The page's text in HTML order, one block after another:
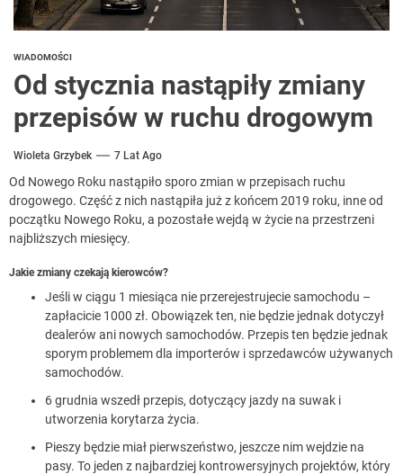
WIADOMOŚCI
Od stycznia nastąpiły zmiany
przepisów w ruchu drogowym
Wioleta Grzybek 7 Lat Ago
Od Nowego Roku nastąpiło sporo zmian w przepisach ruchu
drogowego. Część z nich nastąpiła już z końcem 2019 roku, inne od
początku Nowego Roku, a pozostałe wejdą w życie na przestrzeni
najbliższych miesięcy.
Jakie zmiany czekają kierowców?
Jeśli w ciągu 1 miesiąca nie przerejestrujecie samochodu –
zapłacicie 1000 zł. Obowiązek ten, nie będzie jednak dotyczył
dealerów ani nowych samochodów. Przepis ten będzie jednak
sporym problemem dla importerów i sprzedawców używanych
samochodów.
6 grudnia wszedł przepis, dotyczący jazdy na suwak i
utworzenia korytarza życia.
Pieszy będzie miał pierwszeństwo, jeszcze nim wejdzie na
pasy. To jeden z najbardziej kontrowersyjnych projektów, który